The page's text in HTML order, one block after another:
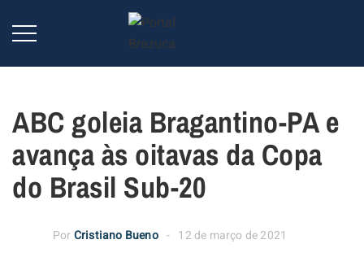
ABC goleia Bragantino-PA e
avança às oitavas da Copa
do Brasil Sub-20
PorCristiano Bueno 12 de março de 2021